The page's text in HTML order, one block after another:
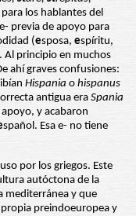
los hablantes del
previa de apoyo para
(esposa, espíritu,
principio en muchos
ahí graves confusiones:
Hispania o hispanus
antigua era Spania
y acabaron
spañol. Esa e- no tiene
por los griegos. Este
autóctona de la
mediterránea y que
propia preindoeuropea y